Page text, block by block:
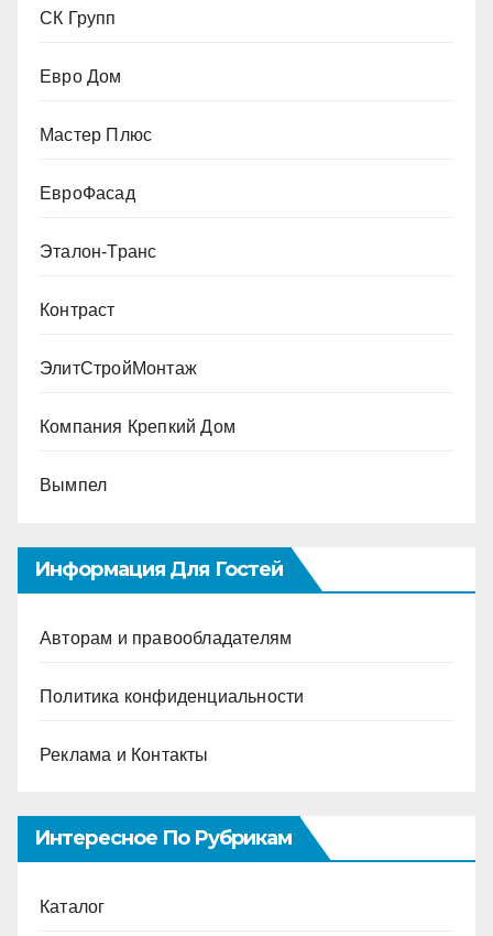
СК Групп
Евро Дом
Мастер Плюс
ЕвроФасад
Эталон-Транс
Контраст
ЭлитСтройМонтаж
Компания Крепкий Дом
Вымпел
Информация Для Гостей
Авторам и правообладателям
Политика конфиденциальности
Реклама и Контакты
Интересное По Рубрикам
Каталог